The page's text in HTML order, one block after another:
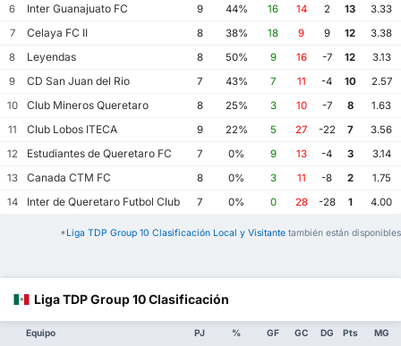
6
Inter Guanajuato FC 9 44% 16 14 2 13
3.33
7
Celaya FC II 8 38% 18 9 9 12
3.38
8
Leyendas 8 50% 9 16 -7 12
3.13
9
CD San Juan del Rio 7 43% 7 11 -4 10
2.57
10
Club Mineros Queretaro 8 25% 3 10 -7 8
1.63
11
Club Lobos ITECA 9 22% 5 27 -22 7
3.56
12
Estudiantes de Queretaro FC 7 0% 9 13 -4 3
3.14
13
Canada CTM FC 8 0% 3 11 -8 2
1.75
14
Inter de Queretaro Futbol Club 7 0% 0 28 -28 1 4.00
*Liga TDP Group 10 Clasificación Local y Visitante también están disponibles
Liga TDP Group 10 Clasificación
Equipo PJ % GF GC DG Pts MG